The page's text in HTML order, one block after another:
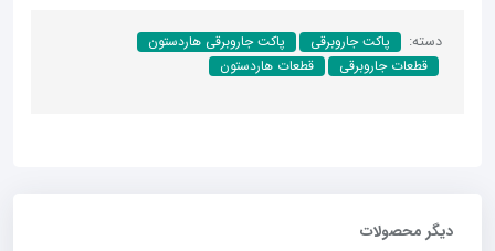
دسته: پاکت جاروبرقی
پاکت جاروبرقی هاردستون
قطعات جاروبرقی
قطعات هاردستون
دیگر محصولات